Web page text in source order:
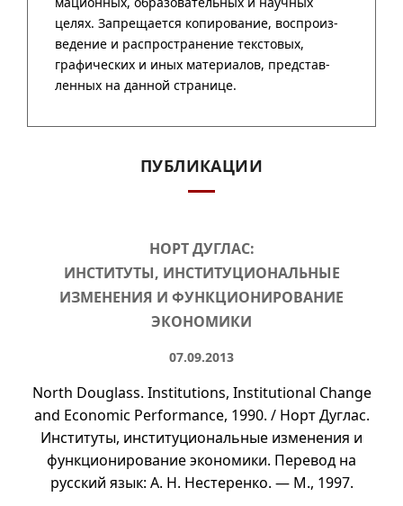
ПУБЛИКАЦИИ
НОРТ ДУГЛАС:
ИНСТИТУТЫ, ИНСТИТУЦИОНАЛЬНЫЕ
ИЗМЕНЕНИЯ И ФУНКЦИОНИРОВАНИЕ
ЭКОНОМИКИ
07.09.2013
North Douglass. Institutions, Institutional Change
and Economic Performance, 1990. / Норт Дуглас.
Институты, институциональные изменения и
функционирование экономики. Перевод на
русский язык: А. Н. Нестеренко. — М., 1997.